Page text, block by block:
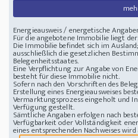
Energieausweis / energetische
Für die angebotene Immobilie liegt
Die Immobilie befindet sich im
ausschließlich die gesetzlichen
Belegenheitsstaates.
Eine Verpflichtung zur Angabe von
besteht für diese Immobilie nicht.
Sofern nach den Vorschriften des
Erstellung eines Energieausweises
Vermarktungsprozess eingeholt und
Verfügung gestellt.
Sämtliche Angaben erfolgen nach
Verfügbarkeit oder Vollständigkeit
eines entsprechenden Nachweises